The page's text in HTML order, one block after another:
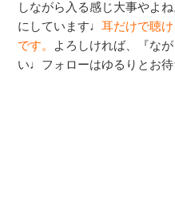
しながら入る感じ大事やよ
にしています♩耳だけで聴
です。 よろしければ、『な
い♩ フォローはゆるりとお待